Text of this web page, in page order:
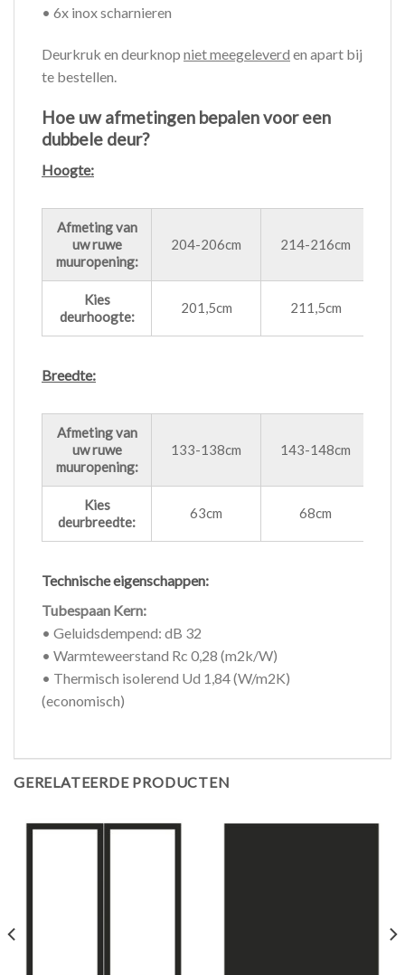
• 6x inox scharnieren
Deurkruk en deurknop niet meegeleverd en apart bij
te bestellen.
Hoe uw afmetingen bepalen voor een
dubbele deur?
Hoogte:
Afmeting van
uw ruwe
muuropening:
204-206cm 214-216cm
Kies
deurhoogte:
201,5cm 211,5cm
Breedte:
Afmeting van
uw ruwe
muuropening:
133-138cm 143-148cm
Kies
deurbreedte:
63cm 68cm
Technische eigenschappen:
Tubespaan Kern:
• Geluidsdempend: dB 32
• Warmteweerstand Rc 0,28 (m2k/W)
• Thermisch isolerend Ud 1,84 (W/m2K)
(economisch)
GERELATEERDE PRODUCTEN